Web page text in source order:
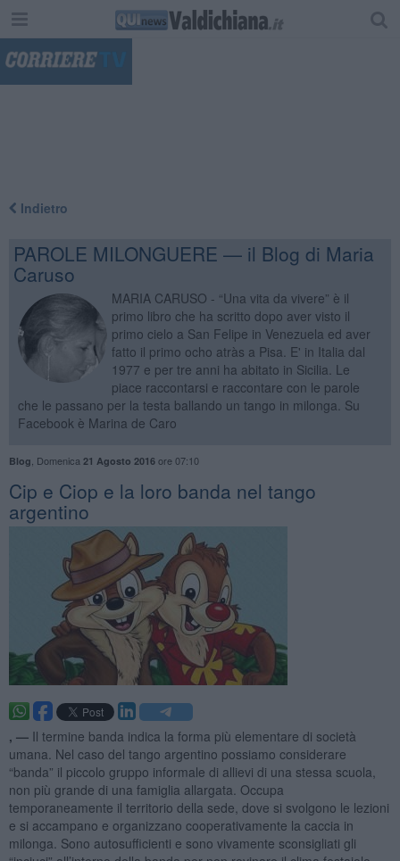
Indietro
PAROLE MILONGUERE — il Blog di Maria
Caruso
MARIA CARUSO - “Una vita da vivere” è il
primo libro che ha scritto dopo aver visto il
primo cielo a San Felipe in Venezuela ed aver
fatto il primo ocho atràs a Pisa. E' in Italia dal
1977 e per tre anni ha abitato in Sicilia. Le
piace raccontarsi e raccontare con le parole
che le passano per la testa ballando un tango in milonga. Su
Facebook è Marina de Caro
Blog Domenica 21 Agosto 2016ore 07:10
Cip e Ciop e la loro banda nel tango
argentino
, — Il termine banda indica la forma più elementare di società
umana. Nel caso del tango argentino possiamo considerare
“banda” il piccolo gruppo informale di allievi di una stessa scuola,
non più grande di una famiglia allargata. Occupa
temporaneamente il territorio della sede, dove si svolgono le lezioni
e si accampano e organizzano cooperativamente la caccia in
milonga. Sono autosufficienti e sono vivamente sconsigliati gli